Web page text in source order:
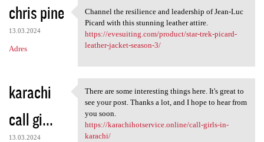
chris pine
13.03.2024
Adres
Channel the resilience and
Channel the resilience and leadership of Jean-Luc
Picard with this stunning leather attire.
https://evesuiting.com/product/star-trek-picard-
leather-jacket-season-3/
karachi
call gi...
13.03.2024
There are some interesting
There are some interesting things here. It's great to
see your post. Thanks a lot, and I hope to hear from
you soon.
https://karachihotservice.online/call-girls-in-
karachi/